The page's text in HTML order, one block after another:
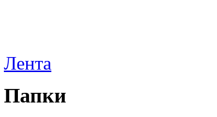
Лента
Папки